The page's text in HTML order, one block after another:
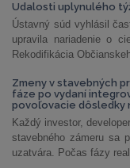
Udalosti uplynulého
Ústavný súd vyhlásil
upravila nariadenie o
Rekodifikácia
Zmeny v stavebných
fáze po vydaní
povoľovacie dôsledky
Každý investor,
stavebného zámeru sa
uzatvára. Počas fázy